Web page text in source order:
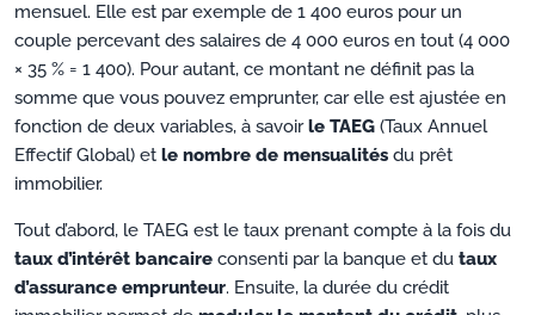
mensuel. Elle est par exemple de 1 400 euros pour un
couple percevant des salaires de 4 000 euros en tout (4 000
× 35 % = 1 400). Pour autant, ce montant ne définit pas la
somme que vous pouvez emprunter, car elle est ajustée en
fonction de deux variables, à savoirle TAEG (Taux Annuel
Effectif Global) et le nombre de mensualités du prêt
immobilier.
Tout d’abord, le TAEG est le taux prenant compte à la fois du
taux d’intérêt bancaire consenti par la banque et du taux
d’assurance emprunteur. Ensuite, la durée du crédit